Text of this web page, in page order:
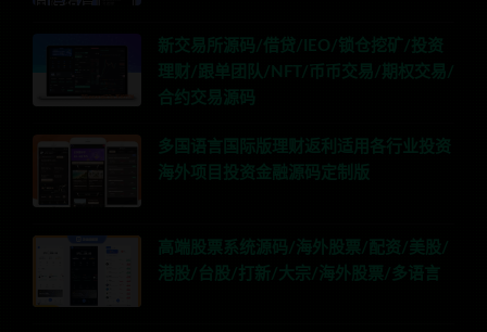
新交易所源码/借贷/IEO/锁仓挖矿/投资
理财/跟单团队/NFT/币币交易/期权交易/
合约交易源码
多国语言国际版理财返利适用各行业投资
海外项目投资金融源码定制版
高端股票系统源码/海外股票/配资/美股/
港股/台股/打新/大宗/海外股票/多语言